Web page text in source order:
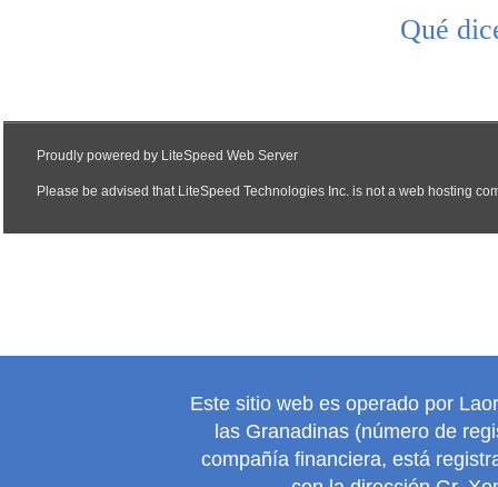
Qué
Este sitio web es operado por
las Granadinas (número de
compañía financiera, está